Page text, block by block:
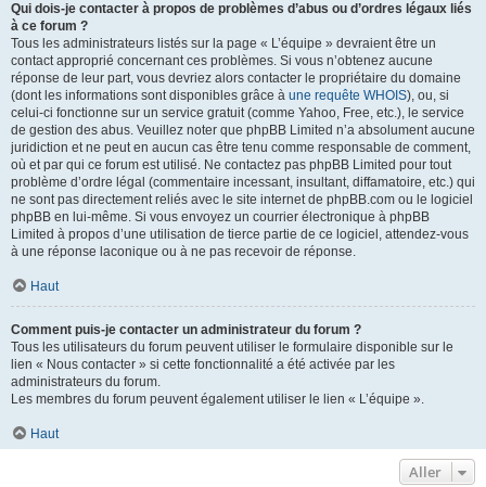
Qui dois-je contacter à propos de problèmes d’abus ou d’ordres légaux liés
à ce forum ?
Tous les administrateurs listés sur la page « L’équipe » devraient être un
contact approprié concernant ces problèmes. Si vous n’obtenez aucune
réponse de leur part, vous devriez alors contacter le propriétaire du domaine
(dont les informations sont disponibles grâce à une requête WHOIS), ou, si
celui-ci fonctionne sur un service gratuit (comme Yahoo, Free, etc.), le service
de gestion des abus. Veuillez noter que phpBB Limited n’a absolument aucune
juridiction et ne peut en aucun cas être tenu comme responsable de comment,
où et par qui ce forum est utilisé. Ne contactez pas phpBB Limited pour tout
problème d’ordre légal (commentaire incessant, insultant, diffamatoire, etc.) qui
ne sont pas directement reliés avec le site internet de phpBB.com ou le logiciel
phpBB en lui-même. Si vous envoyez un courrier électronique à phpBB
Limited à propos d’une utilisation de tierce partie de ce logiciel, attendez-vous
à une réponse laconique ou à ne pas recevoir de réponse.
Haut
Comment puis-je contacter un administrateur du forum ?
Tous les utilisateurs du forum peuvent utiliser le formulaire disponible sur le
lien « Nous contacter » si cette fonctionnalité a été activée par les
administrateurs du forum.
Les membres du forum peuvent également utiliser le lien « L’équipe ».
Haut
Aller